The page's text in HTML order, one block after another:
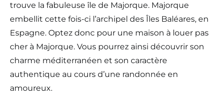
trouve la fabuleuse île de Majorque. Majorque
embellit cette fois-ci l’archipel des Îles Baléares, en
Espagne. Optez donc pour une maison à louer pas
cher à Majorque. Vous pourrez ainsi découvrir son
charme méditerranéen et son caractère
authentique au cours d’une randonnée en
amoureux.